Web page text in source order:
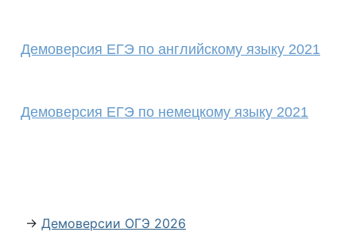
Демоверсия ЕГЭ по английскому языку 2021
Демоверсия ЕГЭ по немецкому языку 2021
→ Демоверсии ОГЭ 2026